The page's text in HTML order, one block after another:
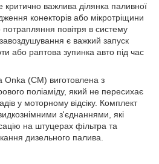
важлива ділянка паливної
конекторів або мікротріщини
потрапляння повітря в систему
є важкий запуск
або раптова зупинка авто під час
Onka (CM) виготовлена з
поліаміду, який не пересихає
у моторному відсіку. Комплект
з'єднаннями, які
на штуцерах фільтра та
дизельного палива.